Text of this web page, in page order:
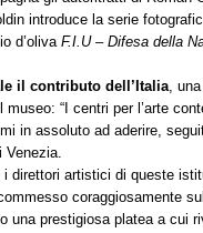
introduce la serie
d’oliva F.I.U – Difesa della
il contributo dell’Italia,
“I centri per l’arte
in assoluto ad aderire,
Venezia.
i direttori artistici di queste
coraggiosamente
una prestigiosa platea a cui